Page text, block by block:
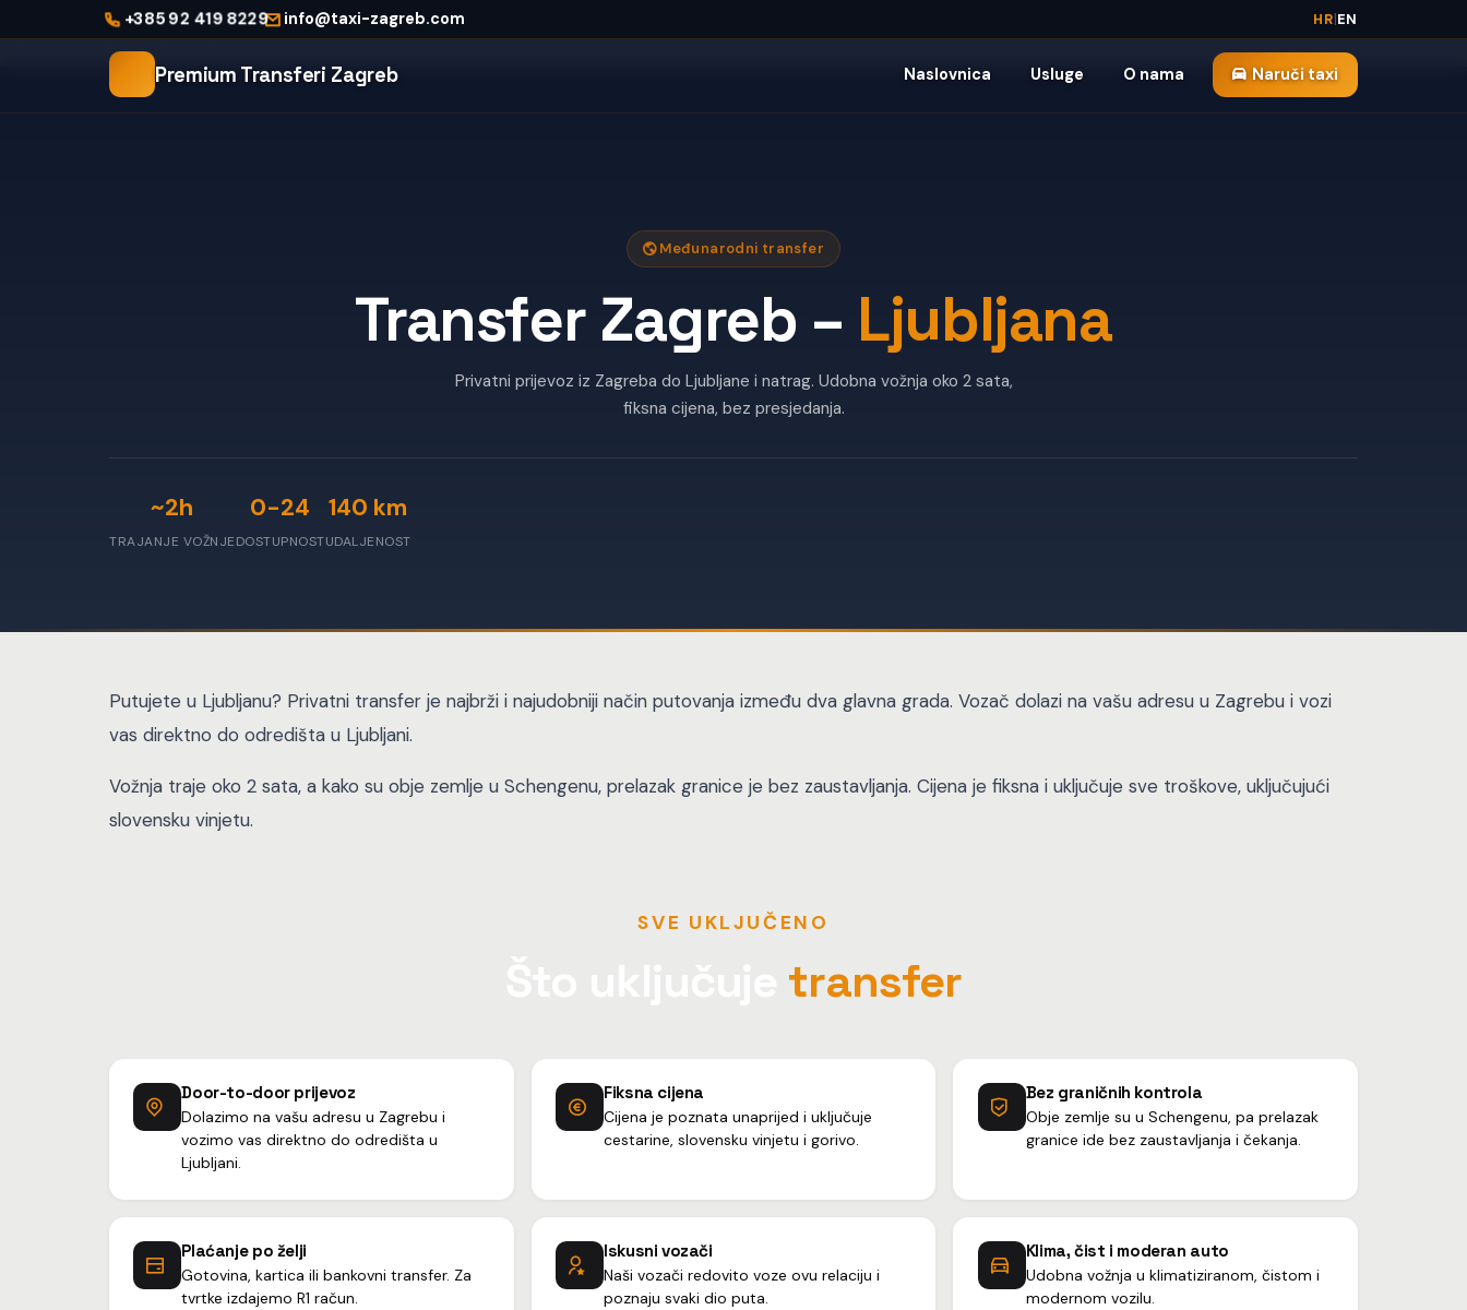
+385 92 419 8229 info@taxi-zagreb.com HR|EN
Premium Transferi Zagreb Naslovnica Usluge O nama Naruči taxi
Transfer Zagreb - Ljubljana
Međunarodni transfer
Transfer Zagreb – Ljubljana
Privatni prijevoz iz Zagreba do Ljubljane i natrag. Udobna vožnja oko 2 sata,
fiksna cijena, bez presjedanja.
~2h
TRAJANJE VOŽNJE
0-24
DOSTUPNOST
140 km
UDALJENOST
Putujete u Ljubljanu? Privatni transfer je najbrži i najudobniji način putovanja između dva glavna grada. Vozač dolazi na vašu adresu u Zagrebu i vozi
vas direktno do odredišta u Ljubljani.
Vožnja traje oko 2 sata, a kako su obje zemlje u Schengenu, prelazak granice je bez zaustavljanja. Cijena je fiksna i uključuje sve troškove, uključujući
slovensku vinjetu.
SVE UKLJUČENO
transfer
Door-to-door prijevoz
Dolazimo na vašu adresu u Zagrebu i
vozimo vas direktno do odredišta u
Ljubljani.
Fiksna cijena
Cijena je poznata unaprijed i uključuje
cestarine, slovensku vinjetu i gorivo.
Bez graničnih kontrola
Obje zemlje su u Schengenu, pa prelazak
granice ide bez zaustavljanja i čekanja.
Plaćanje po želji
Gotovina, kartica ili bankovni transfer. Za
tvrtke izdajemo R1 račun.
Iskusni vozači
Naši vozači redovito voze ovu relaciju i
poznaju svaki dio puta.
Klima, čist i moderan auto
Udobna vožnja u klimatiziranom, čistom i
modernom vozilu.